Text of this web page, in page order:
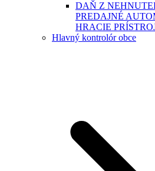
DAŇ Z
PREDAJNÉ
HRACIE
Hlavný kontrolór obce